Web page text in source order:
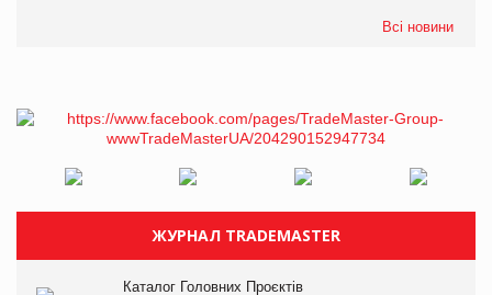
Всі новини
ЖУРНАЛ TRADEMASTER
Каталог Головних Проєктів